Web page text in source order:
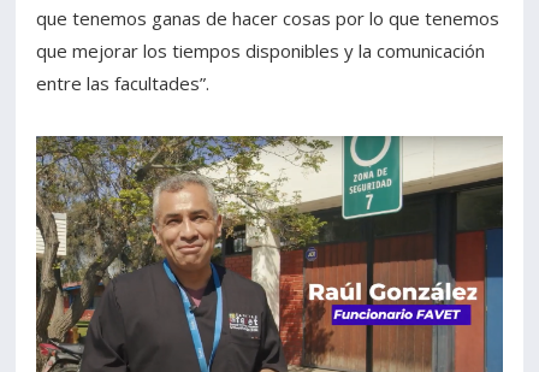
que tenemos ganas de hacer cosas por lo que tenemos
que mejorar los tiempos disponibles y la comunicación
entre las facultades”.